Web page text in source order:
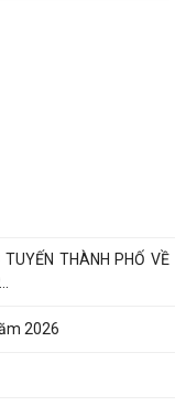
UBND phường về triển
dụng đất của UBND